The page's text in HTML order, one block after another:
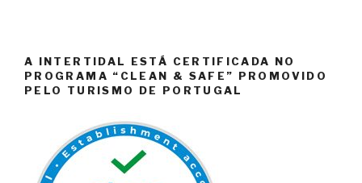
A INTERTIDAL ESTÁ CERTIFICADA NO
PROGRAMA “CLEAN & SAFE” PROMOVIDO
PELO TURISMO DE PORTUGAL